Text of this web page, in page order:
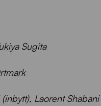
Sugita
Laorent